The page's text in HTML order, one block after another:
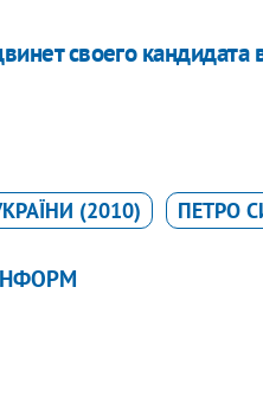
своего кандидата
(2010) ПЕТРО